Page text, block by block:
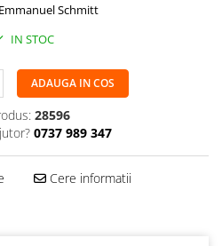
Schmitt
IN STOC
ADAUGA IN COS
28596
0737 989 347
Cere informatii